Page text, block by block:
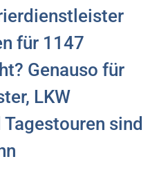
für 1147
Genauso für
LKW
sind